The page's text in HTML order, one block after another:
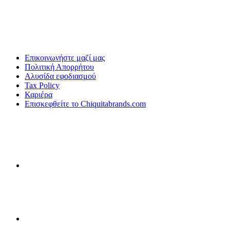
Επικοινωνήστε μαζί μας
Πολιτική Απορρήτου
Αλυσίδα εφοδιασμού
Tax Policy
Καριέρα
Επισκεφθείτε το Chiquitabrands.com